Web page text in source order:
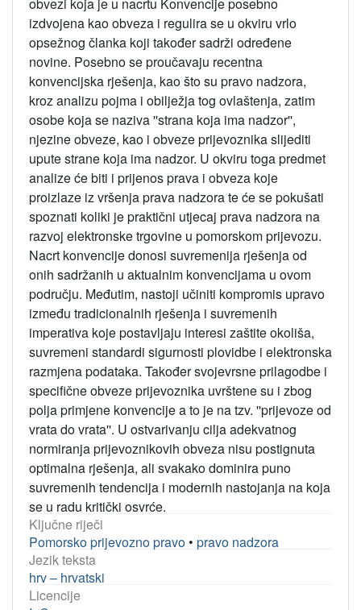
izdvojena kao obveza i regulira se u okviru vrlo
opsežnog članka koji također sadrži određene
novine. Posebno se proučavaju recentna
konvencijska rješenja, kao što su pravo nadzora,
kroz analizu pojma i obilježja tog ovlaštenja, zatim
osobe koja se naziva ''strana koja ima nadzor'',
njezine obveze, kao i obveze prijevoznika slijediti
upute strane koja ima nadzor. U okviru toga predmet
analize će biti i prijenos prava i obveza koje
proizlaze iz vršenja prava nadzora te će se pokušati
spoznati koliki je praktični utjecaj prava nadzora na
razvoj elektronske trgovine u pomorskom prijevozu.
Nacrt konvencije donosi suvremenija rješenja od
onih sadržanih u aktualnim konvencijama u ovom
području. Međutim, nastoji učiniti kompromis upravo
između tradicionalnih rješenja i suvremenih
imperativa koje postavljaju interesi zaštite okoliša,
suvremeni standardi sigurnosti plovidbe i elektronska
razmjena podataka. Također svojevrsne prilagodbe i
specifične obveze prijevoznika uvrštene su i zbog
polja primjene konvencije a to je na tzv. ''prijevoze od
vrata do vrata''. U ostvarivanju cilja adekvatnog
normiranja prijevoznikovih obveza nisu postignuta
optimalna rješenja, ali svakako dominira puno
suvremenih tendencija i modernih nastojanja na koja
se u radu kritički osvrće.
Ključne riječi
Pomorsko prijevozno pravo • pravo nadzora
Jezik teksta
hrv – hrvatski
Licencije